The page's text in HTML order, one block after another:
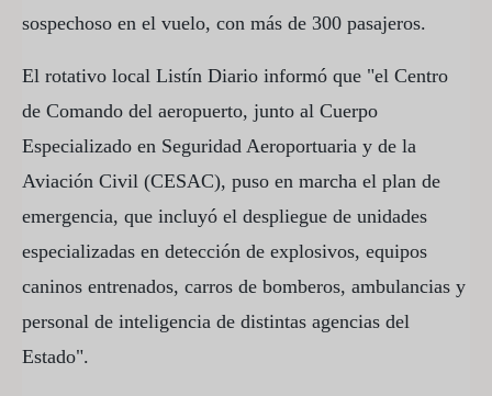
sospechoso en el vuelo, con más de 300 pasajeros.
El rotativo local Listín Diario informó que "el Centro
de Comando del aeropuerto, junto al Cuerpo
Especializado en Seguridad Aeroportuaria y de la
Aviación Civil (CESAC), puso en marcha el plan de
emergencia, que incluyó el despliegue de unidades
especializadas en detección de explosivos, equipos
caninos entrenados, carros de bomberos, ambulancias y
personal de inteligencia de distintas agencias del
Estado".